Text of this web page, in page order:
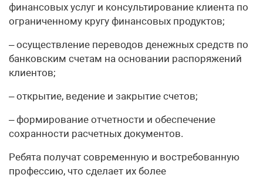
финансовых услуг и консультирование клиента по
ограниченному кругу финансовых продуктов;
– осуществление переводов денежных средств по
банковским счетам на основании распоряжений
клиентов;
– открытие, ведение и закрытие счетов;
– формирование отчетности и обеспечение
сохранности расчетных документов.
Ребята получат современную и востребованную
профессию, что сделает их более